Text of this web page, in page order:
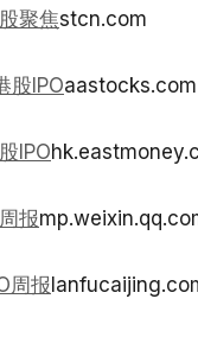
聚焦stcn.com
股IPOaastocks.com
IPO
报
周报